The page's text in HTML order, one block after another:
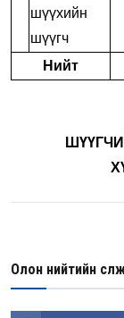
шүүхийн
шүүгч
Нийт
Олон нийтийн